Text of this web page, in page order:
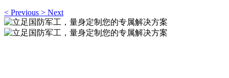
< Previous > Next